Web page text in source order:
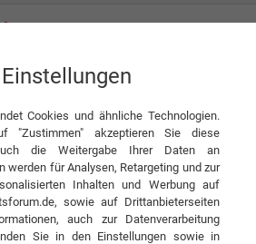
GmbH
Cookies und ähnliche Technologien.
"Zustimmen" akzeptieren Sie diese
die Weitergabe Ihrer Daten an
werden für Analysen, Retargeting und zur
Inhalten und Werbung auf
sowie auf Drittanbieterseiten
auch zur Datenverarbeitung
Sie in den Einstellungen sowie in